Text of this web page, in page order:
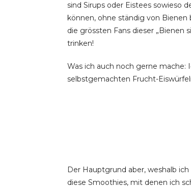
sind Sirups oder Eistees sowieso
können, ohne ständig von
die grössten Fans dieser „Bienen
trinken!
Was ich auch noch gerne
selbstgemachten Frucht-
Der Hauptgrund aber, weshalb
diese Smoothies, mit denen ich